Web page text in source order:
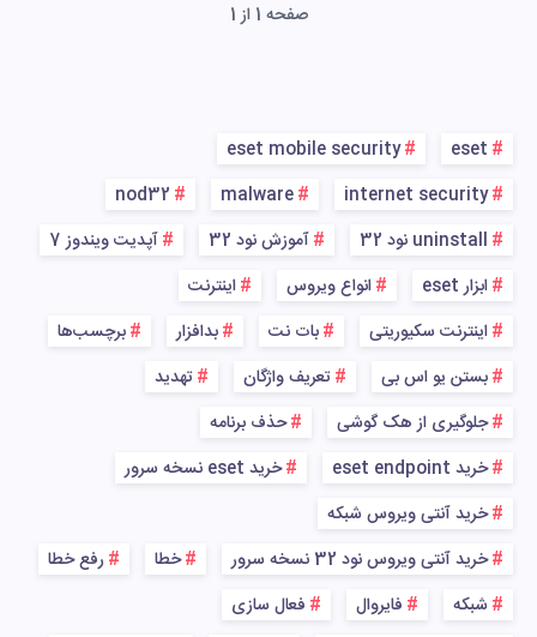
صفحه 1 از 1
eset
eset mobile security
internet security
malware
nod32
uninstall نود 32
آموزش نود 32
آپدیت ویندوز 7
ابزار eset
انواع ویروس
اینترنت
اینترنت سکیوریتی
بات نت بدافزار
برچسب‌ها
بستن یو اس بی
تعریف واژگان
تهدید
جلوگیری از هک گوشی
حذف برنامه
خرید eset endpoint
خرید eset نسخه سرور
خرید آنتی ویروس شبکه
خرید آنتی ویروس نود 32 نسخه سرور
خطا
رفع خطا
شبکه
فایروال فعال سازی